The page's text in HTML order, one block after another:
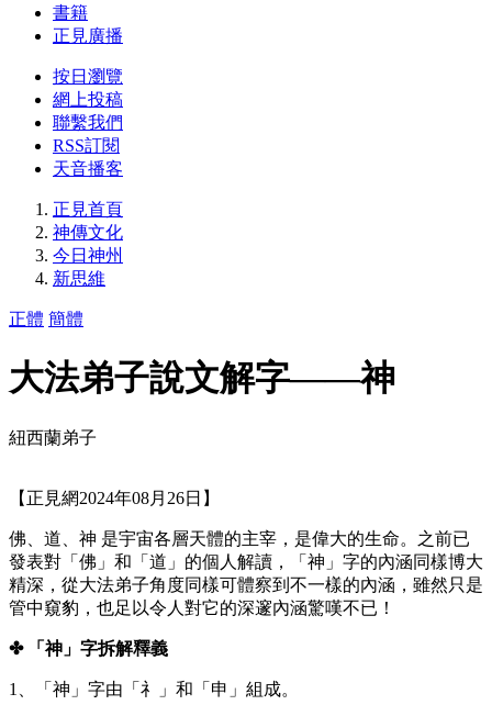
書籍
正見廣播
按日瀏覽
網上投稿
聯繫我們
RSS訂閱
天音播客
正見首頁
神傳文化
今日神州
新思維
正體 簡體
大法弟子說文解字——神
紐西蘭弟子
【正見網2024年08月26日】
佛、道、神 是宇宙各層天體的主宰，是偉大的生命。之前已
發表對「佛」和「道」的個人解讀，「神」字的內涵同樣博大
精深，從大法弟子角度同樣可體察到不一樣的內涵，雖然只是
管中窺豹，也足以令人對它的深邃內涵驚嘆不已！
✤ 「神」字拆解釋義
1、「神」字由「礻」和「申」組成。